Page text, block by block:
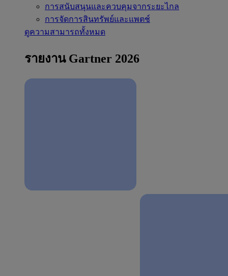
การสนับสนุนและควบคุมจากระยะไกล
การจัดการสินทรัพย์และแพตช์
ดูความสามารถทั้งหมด
รายงาน Gartner 2026